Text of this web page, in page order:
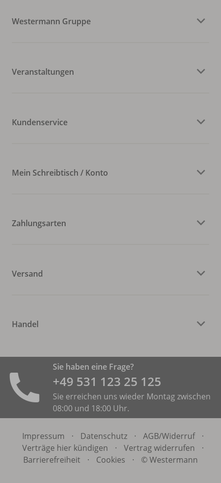
Westermann Gruppe
Veranstaltungen
Kundenservice
Mein Schreibtisch / Konto
Zahlungsarten
Versand
Handel
Sie haben eine Frage?
+49 531 ­123 25 125
Sie erreichen uns wieder Montag zwischen
08:00 und 18:00 Uhr.
Impressum · Datenschutz · AGB/Widerruf
·
Verträge hier kündigen
· Vertrag widerrufen
·
Barrierefreiheit
· Cookies · © Westermann